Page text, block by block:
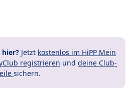
hier? Jetzt kostenlos im HiPP Mein
registrieren und deine Club-
sichern.